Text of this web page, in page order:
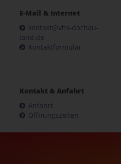
E-Mail & Internet
kontakt@vhs-dachau-
land.de
Kontaktformular
Kontakt & Anfahrt
Anfahrt
Öffnungszeiten